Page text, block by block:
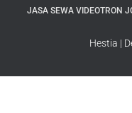
JASA SEWA VIDEOTRON
Hestia |